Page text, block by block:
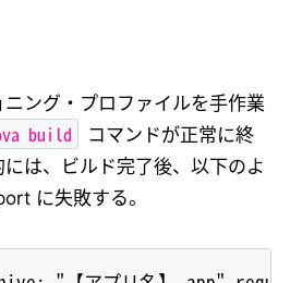
ング・プロファイルを手作業
build
コマンドが正常に終
は、ビルド完了後、以下のよ
に失敗する。